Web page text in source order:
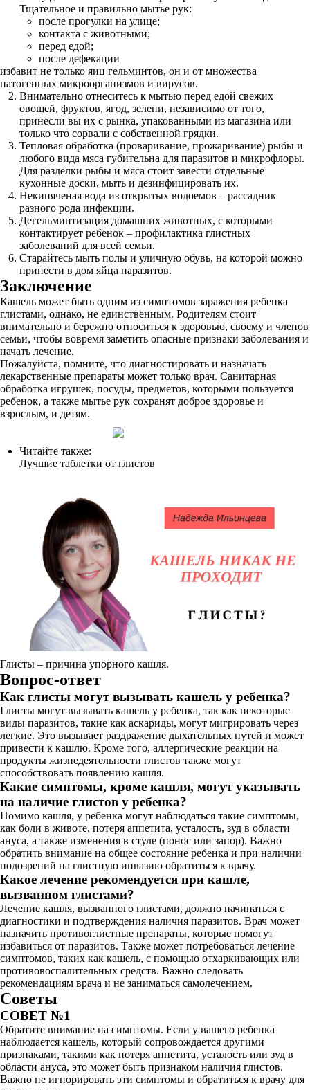
Тщательное и правильно мытье рук:
после прогулки на улице;
контакта с животными;
перед едой;
после дефекации
избавит не только яиц гельминтов, он и от множества
патогенных микроорганизмов и вирусов.
Внимательно отнеситесь к мытью перед едой свежих
овощей, фруктов, ягод, зелени, независимо от того,
принесли вы их с рынка, упакованными из магазина или
только что сорвали с собственной грядки.
Тепловая обработка (проваривание, прожаривание) рыбы и
любого вида мяса губительна для паразитов и микрофлоры.
Для разделки рыбы и мяса стоит завести отдельные
кухонные доски, мыть и дезинфицировать их.
Некипяченая вода из открытых водоемов – рассадник
разного рода инфекции.
Дегельминтизация домашних животных, с которыми
контактирует ребенок – профилактика глистных
заболеваний для всей семьи.
Старайтесь мыть полы и уличную обувь, на которой можно
принести в дом яйца паразитов.
Заключение
Кашель может быть одним из симптомов заражения ребенка
глистами, однако, не единственным. Родителям стоит
внимательно и бережно относиться к здоровью, своему и членов
семьи, чтобы вовремя заметить опасные признаки заболевания и
начать лечение.
Пожалуйста, помните, что диагностировать и назначать
лекарственные препараты может только врач. Санитарная
обработка игрушек, посуды, предметов, которыми пользуется
ребенок, а также мытье рук сохранят доброе здоровье и
взрослым, и детям.
Читайте также:
Лучшие таблетки от глистов
Глисты – причина упорного кашля.
Вопрос-ответ
Как глисты могут вызывать кашель у ребенка?
Глисты могут вызывать кашель у ребенка, так как некоторые
виды паразитов, такие как аскариды, могут мигрировать через
легкие. Это вызывает раздражение дыхательных путей и может
привести к кашлю. Кроме того, аллергические реакции на
продукты жизнедеятельности глистов также могут
способствовать появлению кашля.
Какие симптомы, кроме кашля, могут указывать
на наличие глистов у ребенка?
Помимо кашля, у ребенка могут наблюдаться такие симптомы,
как боли в животе, потеря аппетита, усталость, зуд в области
ануса, а также изменения в стуле (понос или запор). Важно
обратить внимание на общее состояние ребенка и при наличии
подозрений на глистную инвазию обратиться к врачу.
Какое лечение рекомендуется при кашле,
вызванном глистами?
Лечение кашля, вызванного глистами, должно начинаться с
диагностики и подтверждения наличия паразитов. Врач может
назначить противоглистные препараты, которые помогут
избавиться от паразитов. Также может потребоваться лечение
симптомов, таких как кашель, с помощью отхаркивающих или
противовоспалительных средств. Важно следовать
рекомендациям врача и не заниматься самолечением.
Советы
СОВЕТ №1
Обратите внимание на симптомы. Если у вашего ребенка
наблюдается кашель, который сопровождается другими
признаками, такими как потеря аппетита, усталость или зуд в
области ануса, это может быть признаком наличия глистов.
Важно не игнорировать эти симптомы и обратиться к врачу для